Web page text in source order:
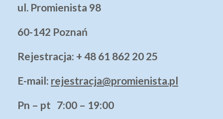
ul. Promienista 98
60-142 Poznań
Rejestracja: + 48 61 862 20 25
E-mail: rejestracja@promienista.pl
Pn – pt 7:00 – 19:00